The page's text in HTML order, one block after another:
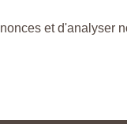
et d'analyser